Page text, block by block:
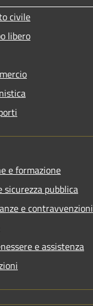
civile
libero
e formazione
sicurezza pubblica
e contravvenzioni
e assistenza